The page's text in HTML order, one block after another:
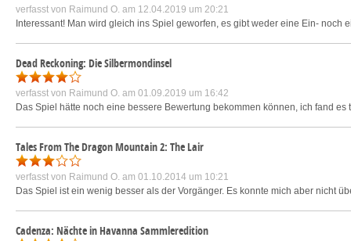
verfasst von Raimund O. am 12.04.2019 um 20:21
Interessant! Man wird gleich ins Spiel geworfen, es gibt weder eine Ein-
Dead Reckoning: Die Silbermondinsel
verfasst von Raimund O. am 01.09.2019 um 16:42
Das Spiel hätte noch eine bessere Bewertung bekommen können, ich fand
Tales From The Dragon Mountain 2: The Lair
verfasst von Raimund O. am 01.10.2014 um 10:21
Das Spiel ist ein wenig besser als der Vorgänger. Es konnte mich aber nicht
Cadenza: Nächte in Havanna Sammleredition